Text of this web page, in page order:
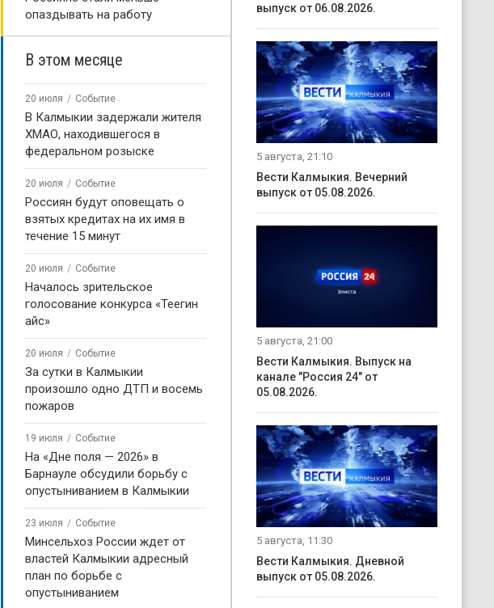
опаздывать на работу
В этом месяце
20 июля Событие
В Калмыкии задержали жителя
ХМАО, находившегося в
федеральном розыске
20 июля Событие
Россиян будут оповещать о
взятых кредитах на их имя в
течение 15 минут
20 июля Событие
Началось зрительское
голосование конкурса «Теегин
айс»
20 июля Событие
За сутки в Калмыкии
произошло одно ДТП и восемь
пожаров
19 июля Событие
На «Дне поля — 2026» в
Барнауле обсудили борьбу с
опустыниванием в Калмыкии
23 июля Событие
Минсельхоз России ждет от
властей Калмыкии адресный
план по борьбе с
опустыниванием
выпуск от 06.08.2026.
5 августа, 21:10
Вести Калмыкия. Вечерний
выпуск от 05.08.2026.
5 августа, 21:00
Вести Калмыкия. Выпуск на
канале "Россия 24" от
05.08.2026.
5 августа, 11:30
Вести Калмыкия. Дневной
выпуск от 05.08.2026.